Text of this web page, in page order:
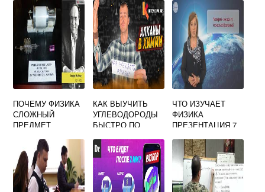
ПОЧЕМУ ФИЗИКА
СЛОЖНЫЙ
ПРЕДМЕТ
КАК ВЫУЧИТЬ
УГЛЕВОДОРОДЫ
БЫСТРО ПО
ЧТО ИЗУЧАЕТ
ФИЗИКА
ПРЕЗЕНТАЦИЯ 7
ПЕРЫШКИНУ